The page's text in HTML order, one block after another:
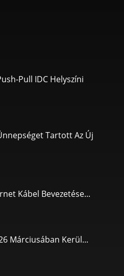
Pull IDC Helyszíni
Tartott Az Új
Kábel Bevezetése...
Márciusában Kerül...